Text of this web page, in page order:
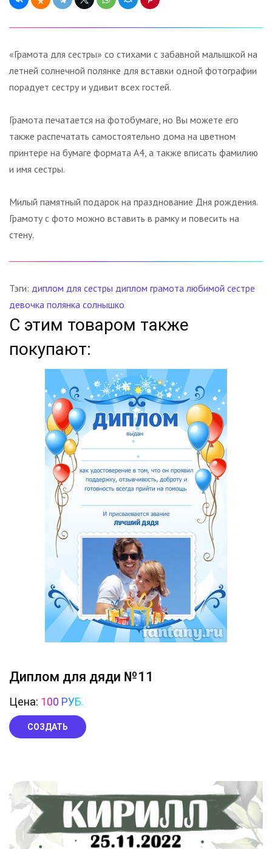
«Грамота для сестры» со стихами с забавной малышкой на
летней солнечной полянке для вставки одной фотографии
порадует сестру и удивит всех гостей.
Грамота печатается на фотобумаге, но Вы можете его
также распечатать самостоятельно дома на цветном
принтере на бумаге формата А4, а также вписать фамилию
и имя сестры.
Милый памятный подарок на празднование Дня рождения.
Грамоту с фото можно вставить в рамку и повесить на
стену.
Тэги: диплом для сестры диплом грамота любимой сестре
девочка полянка солнышко
С этим товаром также
покупают:
Диплом для дяди №11
Цена: 100 РУБ.
СОЗДАТЬ